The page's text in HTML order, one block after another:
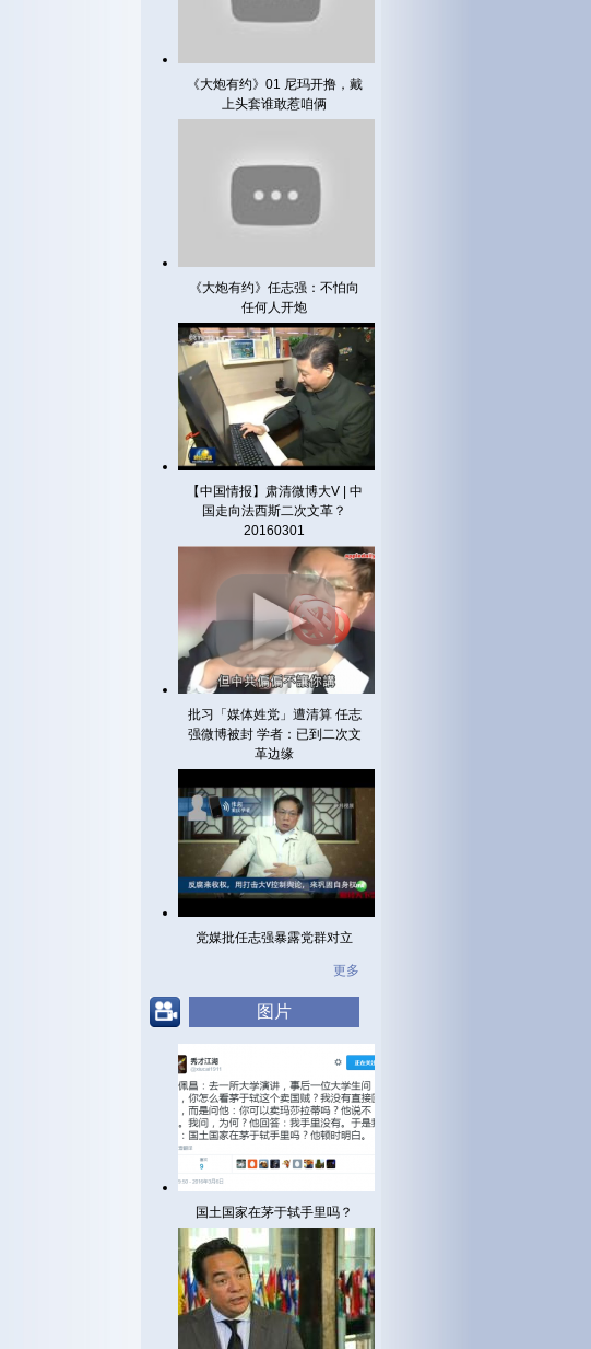
《大炮有约》01 尼玛开撸，戴
上头套谁敢惹咱俩
《大炮有约》任志强：不怕向
任何人开炮
【中国情报】肃清微博大V | 中
国走向法西斯二次文革？
20160301
批习「媒体姓党」遭清算 任志
强微博被封 学者：已到二次文
革边缘
党媒批任志强暴露党群对立
更多
图片
国土国家在茅于轼手里吗？